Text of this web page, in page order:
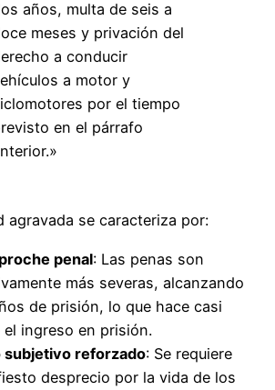
años, multa de seis a
meses y privación del
a conducir
a motor y
por el tiempo
en el párrafo
agravada se caracteriza por:
penal: Las penas son
más severas, alcanzando
de prisión, lo que hace casi
el ingreso en prisión.
subjetivo reforzado: Se requiere
desprecio por la vida de los